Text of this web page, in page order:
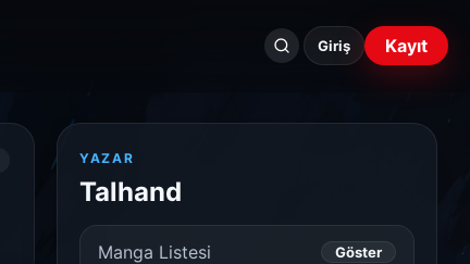
Seri
ara...
Giriş Kayıt
YAZAR
Talhand
Manga Listesi Göster